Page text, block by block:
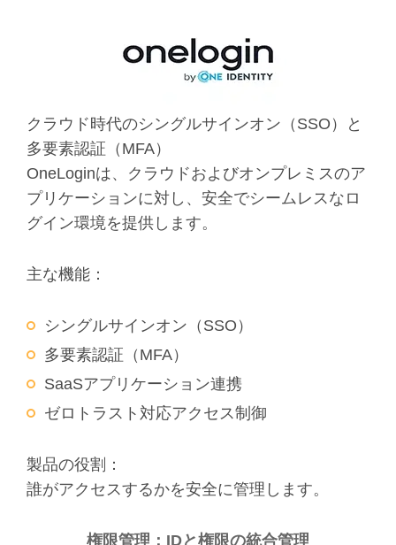
クラウド時代のシングルサインオン（SSO）と
多要素認証（MFA）
OneLoginは、クラウドおよびオンプレミスのア
プリケーションに対し、安全でシームレスなロ
グイン環境を提供します。
主な機能：
シングルサインオン（SSO）
多要素認証（MFA）
SaaSアプリケーション連携
ゼロトラスト対応アクセス制御
製品の役割：
誰がアクセスするかを安全に管理します。
権限管理：IDと権限の統合管理